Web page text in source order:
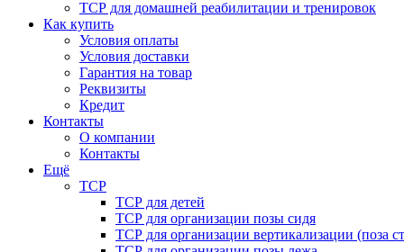
ТСР для домашней реабилитации и тренировок
Как купить
Условия оплаты
Условия доставки
Гарантия на товар
Реквизиты
Кредит
Контакты
О компании
Контакты
Ещё
ТСР
ТСР для детей
ТСР для организации позы сидя
ТСР для организации вертикализации (поза